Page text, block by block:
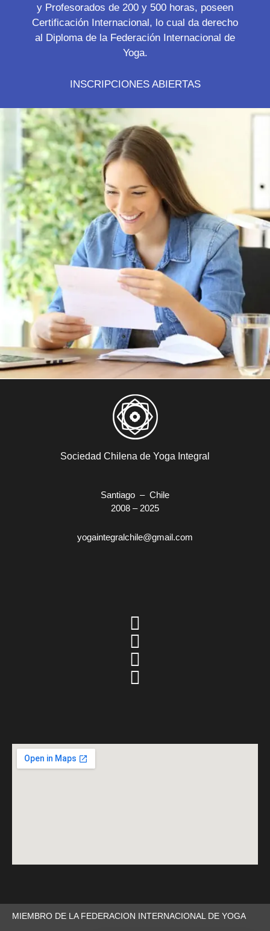
y Profesorados de 200 y 500 horas, poseen
Certificación Internacional, lo cual da derecho
al Diploma de la Federación Internacional de
Yoga.
INSCRIPCIONES ABIERTAS
Sociedad Chilena de Yoga Integral
Santiago – Chile
2008 – 2025
yogaintegralchile@gmail.com
MIEMBRO DE LA FEDERACION INTERNACIONAL DE YOGA